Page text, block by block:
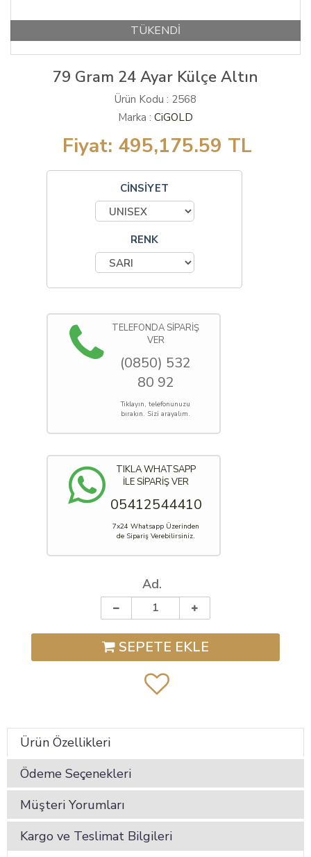
TÜKENDİ
79 Gram 24 Ayar Külçe Altın
Ürün Kodu : 2568
Marka : CiGOLD
Fiyat: 495,175.59 TL
CİNSİYET
RENK
TELEFONDA SİPARİŞ
VER
(0850) 532
80 92
Tıklayın, telefonunuzu
bırakın. Sizi arayalım.
TIKLA WHATSAPP
İLE SİPARİŞ VER
05412544410
7x24 Whatsapp Üzerinden
de Sipariş Verebilirsiniz.
Ad.
SEPETE EKLE
Ürün Özellikleri
Ödeme Seçenekleri
Müşteri Yorumları
Kargo ve Teslimat Bilgileri